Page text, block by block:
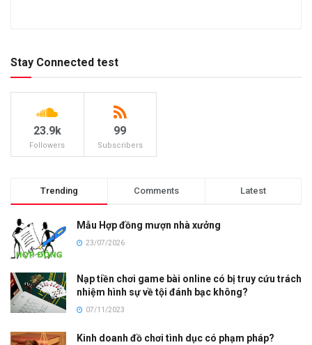
Stay Connected test
23.9k
Followers
99
Subscribers
Trending Comments Latest
Mẫu Hợp đồng mượn nhà xưởng
23/07/2026
Nạp tiền chơi game bài online có bị truy cứu trách
nhiệm hình sự về tội đánh bạc không?
07/11/2023
Kinh doanh đồ chơi tình dục có phạm pháp?